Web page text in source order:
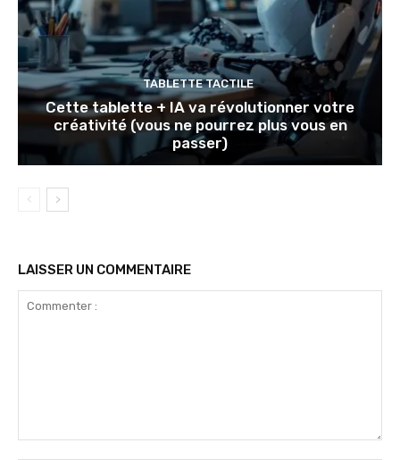
TABLETTE TACTILE
Cette tablette + IA va révolutionner votre
créativité (vous ne pourrez plus vous en
passer)
LAISSER UN COMMENTAIRE